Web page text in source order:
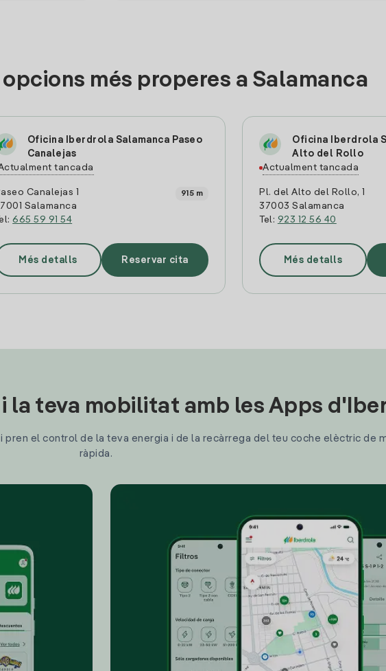
més properes a Salamanca
Oficina Iberdrola Salamanca Paseo
Canalejas
tancada
Canalejas 1
Salamanca
665 59 91 54
915 m
Més detalls Reservar cita
Oficina Iberdrola
Alto del Rollo
Actualment tancada
Pl. del Alto del Rollo, 1
37003 Salamanca
Tel: 923 12 56 40
Més detalls
la teva mobilitat amb les Apps
el control de la teva energia i de la recàrrega del teu coche elèctric de
ràpida.